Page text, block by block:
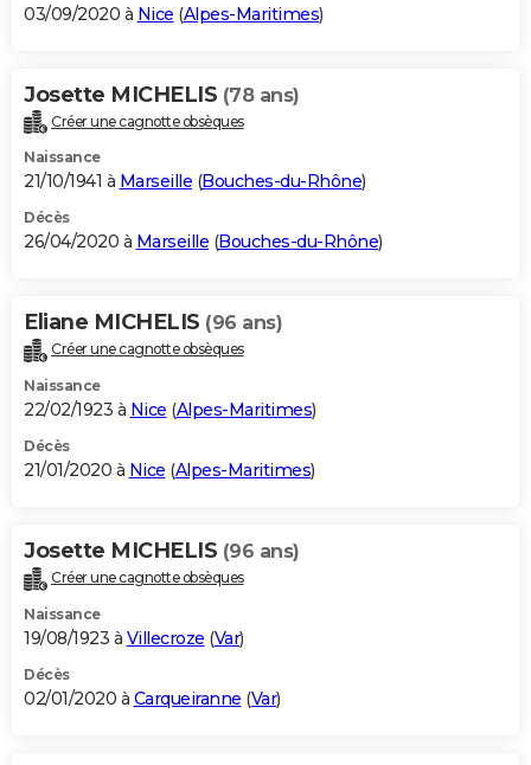
03/09/2020 à Nice (Alpes-Maritimes)
Josette MICHELIS (78 ans)
Créer une cagnotte obsèques
Naissance
21/10/1941 à Marseille (Bouches-du-Rhône)
Décès
26/04/2020 à Marseille (Bouches-du-Rhône)
Eliane MICHELIS (96 ans)
Créer une cagnotte obsèques
Naissance
22/02/1923 à Nice (Alpes-Maritimes)
Décès
21/01/2020 à Nice (Alpes-Maritimes)
Josette MICHELIS (96 ans)
Créer une cagnotte obsèques
Naissance
19/08/1923 à Villecroze (Var)
Décès
02/01/2020 à Carqueiranne (Var)